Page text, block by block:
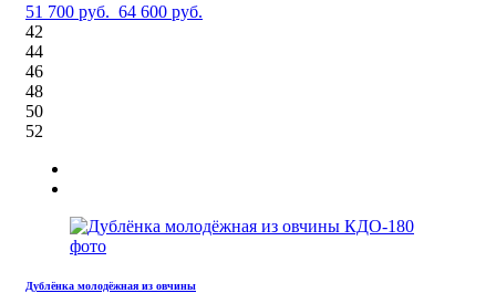
51 700 руб. 64 600 руб.
42
44
46
48
50
52
Дублёнка молодёжная из овчины